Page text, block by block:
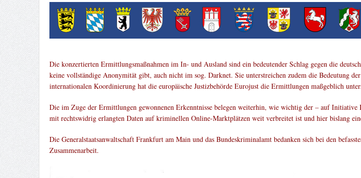
Die konzertierten Ermittlungsmaßnahmen im In- und Ausland sind ein bedeutender Schlag gegen die
keine vollständige Anonymität gibt, auch nicht im sog. Darknet. Sie unterstreichen zudem die Bedeutung
internationalen Koordinierung hat die europäische Justizbehörde Eurojust die Ermittlungen maßgeblich
Die im Zuge der Ermittlungen gewonnenen Erkenntnisse belegen weiterhin, wie wichtig der – auf Initiative
mit rechtswidrig erlangten Daten auf kriminellen Online-Marktplätzen weit verbreitet ist und hier bislang
Die Generalstaatsanwaltschaft Frankfurt am Main und das Bundeskriminalamt bedanken sich bei den
Zusammenarbeit.